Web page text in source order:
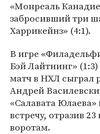
«Монреаль
забросивший три
Харрикейнз» (4:1).
В игре
Бэй Лайтнинг»
матч в НХЛ сыграл
Андрей
«Салавата
встречу, отразив
воротам.